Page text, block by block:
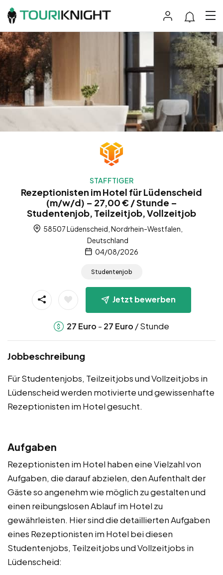
STAFFTIGER
Rezeptionisten im Hotel für Lüdenscheid
(m/w/d) – 27,00 € / Stunde –
Studentenjob, Teilzeitjob, Vollzeitjob
58507 Lüdenscheid, Nordrhein-Westfalen,
Deutschland
04/08/2026
Studentenjob
Jetzt bewerben
27 Euro - 27 Euro / Stunde
Jobbeschreibung
Für Studentenjobs, Teilzeitjobs und Vollzeitjobs in
Lüdenscheid werden motivierte und gewissenhafte
Rezeptionisten im Hotel gesucht.
Aufgaben
Rezeptionisten im Hotel haben eine Vielzahl von
Aufgaben, die darauf abzielen, den Aufenthalt der
Gäste so angenehm wie möglich zu gestalten und
einen reibungslosen Ablauf im Hotel zu
gewährleisten. Hier sind die detaillierten Aufgaben
eines Rezeptionisten im Hotel bei diesen
Studentenjobs, Teilzeitjobs und Vollzeitjobs in
Lüdenscheid: